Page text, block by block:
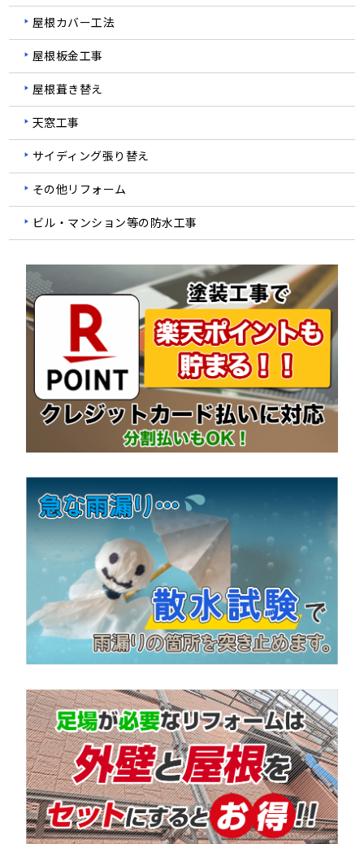
屋根カバー工法
屋根板金工事
屋根葺き替え
天窓工事
サイディング張り替え
その他リフォーム
ビル・マンション等の防水工事